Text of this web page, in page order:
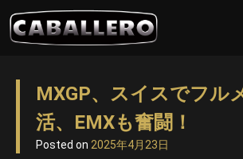
MXGP、スイスでフル
活、EMXも奮闘！
Posted on 2025年4月23日